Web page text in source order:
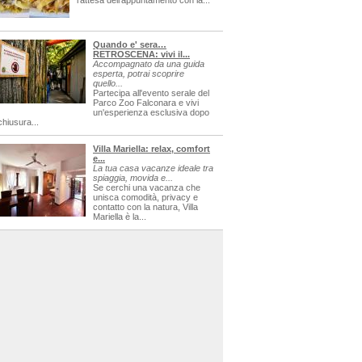
Quando e' sera…
RETROSCENA: vivi il...
Accompagnato da una guida
esperta, potrai scoprire
quello...
Partecipa all'evento serale del
Parco Zoo Falconara e vivi
un'esperienza esclusiva dopo
Villa Mariella: relax, comfort
e...
La tua casa vacanze ideale tra
spiaggia, movida e...
Se cerchi una vacanza che
unisca comodità, privacy e
contatto con la natura, Villa
Mariella è la...